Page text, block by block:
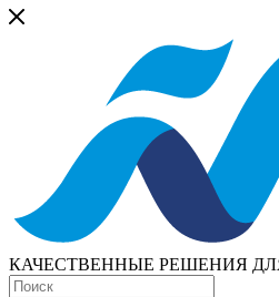
КАЧЕСТВЕННЫЕ РЕШЕНИЯ